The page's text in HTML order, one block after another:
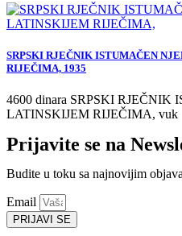
SRPSKI RJEČNIK ISTUMAČEN
RIJEČIMA, 1935
4600 dinara SRPSKI
LATINSKIJEM RIJEČIMA, vuk
Prijavite se na
Budite u toku sa najnovijim
Email
PRIJAVI SE